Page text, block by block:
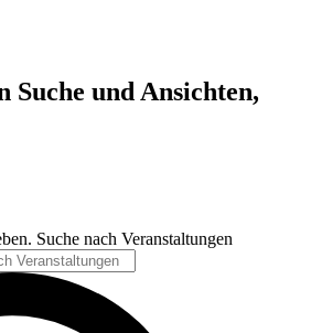
Suche und Ansichten,
Suche nach Veranstaltungen